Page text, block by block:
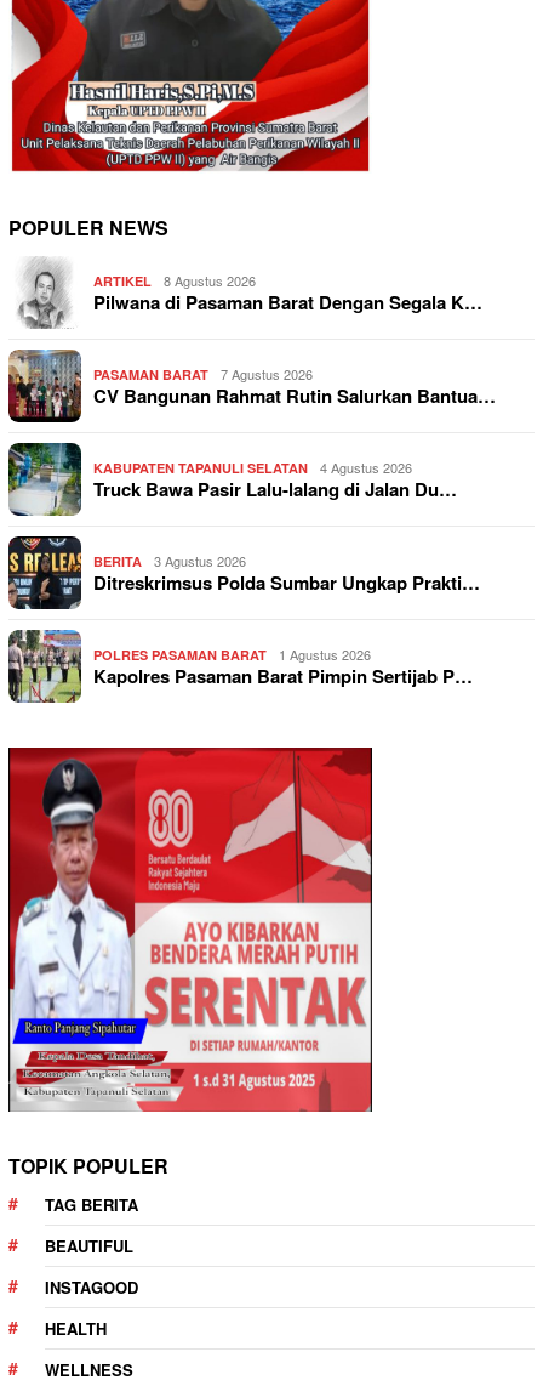
POPULER NEWS
ARTIKEL 8 Agustus 2026
Pilwana di Pasaman Barat Dengan Segala K…
PASAMAN BARAT 7 Agustus 2026
CV Bangunan Rahmat Rutin Salurkan Bantua…
KABUPATEN TAPANULI SELATAN 4 Agustus 2026
Truck Bawa Pasir Lalu-lalang di Jalan Du…
BERITA 3 Agustus 2026
Ditreskrimsus Polda Sumbar Ungkap Prakti…
POLRES PASAMAN BARAT 1 Agustus 2026
Kapolres Pasaman Barat Pimpin Sertijab P…
TOPIK POPULER
TAG BERITA
BEAUTIFUL
INSTAGOOD
HEALTH
WELLNESS